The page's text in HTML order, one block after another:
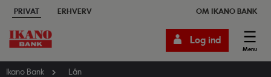
PRIVAT ERHVERV OM IKANO BANK
Menu
Log ind
Ikano Bank Lån